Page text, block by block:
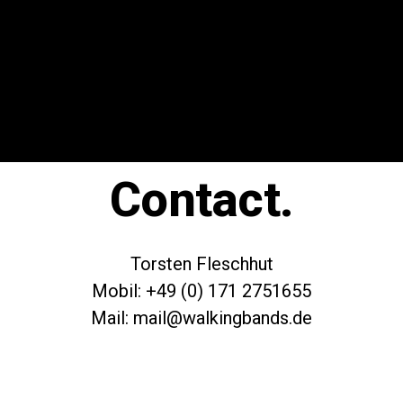
Contact.
Torsten Fleschhut
Mobil: +49 (0) 171 2751655
Mail: mail@walkingbands.de